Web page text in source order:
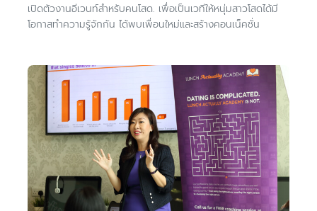
เปิดตัวงานอีเวนท์สำหรับคนโสด. เพื่อเป็นเวทีให้หนุ่มสาวโสดได้มี
โอกาสทำความรู้จักกัน ได้พบเพื่อนใหม่และสร้างคอนเน็คชั่น